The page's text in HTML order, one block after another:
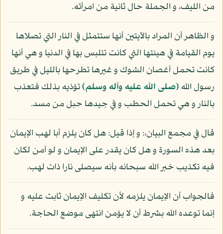
من الليف، و الجملة حال ثانية من امرأته.
و الظاهر أن المراد بالآيتين أنها ستتمثل في النار التي تصلاها
يوم القيامة في هيئتها التي كانت تتلبس بها في الدنيا و هي أنها
كانت تحمل أغصان الشوك و غيرها تطرحها بالليل في طريق
رسول الله(صلى الله عليه وآله وسلم)تؤذيه بذلك فتعذب
بالنار و هي تحمل الحطب و في جيدها حبل من مسد.
قال في مجمع البيان،: و إذا قيل: هل كان يلزم أبا لهب الإيمان
بعد هذه السورة و هل كان يقدر على الإيمان و لو آمن لكان
فيه تكذيب خبر الله سبحانه بأنه سيصلى نارا ذات لهب.
فالجواب أن الإيمان يلزمه لأن تكليف الإيمان ثابت عليه و
إنما توعده الله بشرط أن لا يؤمن انتهى موضع الحاجة.